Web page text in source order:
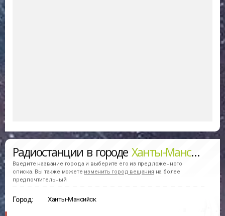
Радиостанции в городе Ханты-Мансийск
Введите название города и выберите его из предложенного
списка. Вы также можете изменить город вещания на более
предпочтительный
Город: